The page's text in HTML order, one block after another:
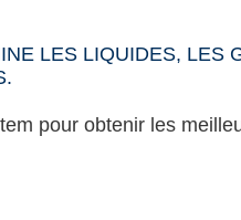
LES LIQUIDES, LES
pour obtenir les